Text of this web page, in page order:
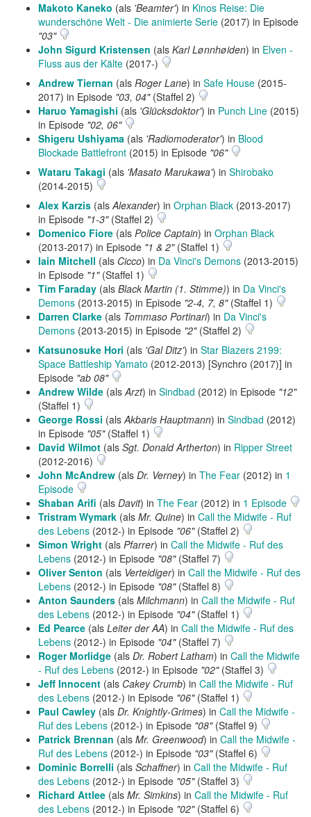
Makoto Kaneko (als 'Beamter') in Kinos Reise: Die
wunderschöne Welt - Die animierte Serie (2017) in Episode
"03"
John Sigurd Kristensen (als Karl Lønnhøiden) in Elven -
Fluss aus der Kälte (2017-)
Andrew Tiernan (als Roger Lane) in Safe House (2015-
2017) in Episode "03, 04"(Staffel 2)
Haruo Yamagishi (als 'Glücksdoktor') in Punch Line (2015)
in Episode "02, 06"
Shigeru Ushiyama (als 'Radiomoderator') in Blood
Blockade Battlefront (2015) in Episode "06"
Wataru Takagi (als 'Masato Marukawa') in Shirobako
(2014-2015)
Alex Karzis (alsAlexander) in Orphan Black (2013-2017)
in Episode "1-3"(Staffel 2)
Domenico Fiore (als Police Captain) in Orphan Black
(2013-2017) in Episode "1 & 2"(Staffel 1)
Iain Mitchell (als Cicco) in Da Vinci's Demons (2013-2015)
in Episode "1"(Staffel 1)
Tim Faraday (als Black Martin (1. Stimme)) in Da Vinci's
Demons (2013-2015) in Episode "2-4, 7, 8"(Staffel 1)
Darren Clarke (als Tommaso Portinari) in Da Vinci's
Demons (2013-2015) in Episode "2"(Staffel 2)
Katsunosuke Hori (als 'Gal Ditz') in Star Blazers 2199:
Space Battleship Yamato (2012-2013) [Synchro (2017)] in
Episode "ab 08"
Andrew Wilde (alsArzt) in Sindbad (2012) in Episode "12"
(Staffel 1)
George Rossi (alsAkbaris Hauptmann) in Sindbad (2012)
in Episode "05"(Staffel 1)
David Wilmot (als Sgt. Donald Artherton) in Ripper Street
(2012-2016)
John McAndrew (als Dr. Verney) in The Fear (2012) in 1
Episode
Shaban Arifi (als Davit) in The Fear (2012) in 1 Episode
Tristram Wymark (als Mr. Quine) in Call the Midwife - Ruf
des Lebens (2012-) in Episode "06"(Staffel 2)
Simon Wright (als Pfarrer) in Call the Midwife - Ruf des
Lebens (2012-) in Episode "08"(Staffel 7)
Oliver Senton (als Verteidiger) in Call the Midwife - Ruf des
Lebens (2012-) in Episode "08"(Staffel 8)
Anton Saunders (als Milchmann) in Call the Midwife - Ruf
des Lebens (2012-) in Episode "04"(Staffel 1)
Ed Pearce (als Leiter der AA) in Call the Midwife - Ruf des
Lebens (2012-) in Episode "04"(Staffel 7)
Roger Morlidge (als Dr. Robert Latham) in Call the Midwife
- Ruf des Lebens (2012-) in Episode "02"(Staffel 3)
Jeff Innocent (als Cakey Crumb) in Call the Midwife - Ruf
des Lebens (2012-) in Episode "06"(Staffel 1)
Paul Cawley (als Dr. Knightly-Grimes) in Call the Midwife -
Ruf des Lebens (2012-) in Episode "08"(Staffel 9)
Patrick Brennan (als Mr. Greenwood) in Call the Midwife -
Ruf des Lebens (2012-) in Episode "03"(Staffel 6)
Dominic Borrelli (als Schaffner) in Call the Midwife - Ruf
des Lebens (2012-) in Episode "05"(Staffel 3)
Richard Attlee (als Mr. Simkins) in Call the Midwife - Ruf
des Lebens (2012-) in Episode "02"(Staffel 6)